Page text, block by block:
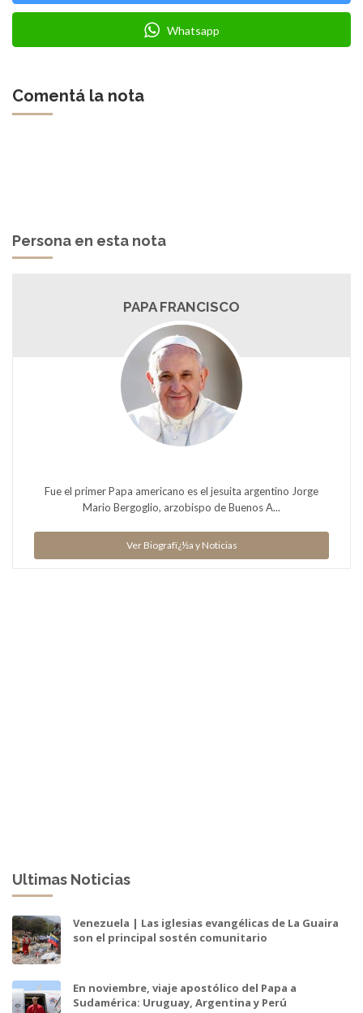
Whatsapp
Comentá la nota
Persona en esta nota
PAPA FRANCISCO
Fue el primer Papa americano es el jesuita argentino Jorge
Mario Bergoglio, arzobispo de Buenos A...
Ver Biografï¿½a y Noticias
Ultimas Noticias
Venezuela | Las iglesias evangélicas de La Guaira
son el principal sostén comunitario
En noviembre, viaje apostólico del Papa a
Sudamérica: Uruguay, Argentina y Perú